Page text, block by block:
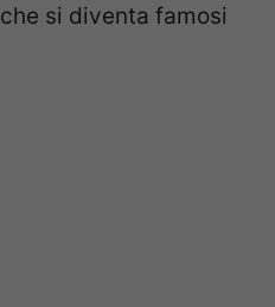
che si diventa famosi